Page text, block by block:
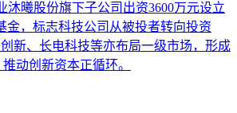
沐曦股份旗下子公司出资3600万元设立
金，标志科技公司从被投者转向投资
新、长电科技等亦布局一级市场，形成
动创新资本正循环。